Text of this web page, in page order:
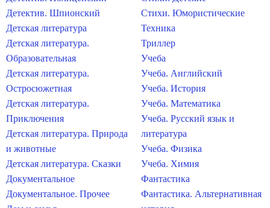
Детектив. Шпионский
Детская литература
Детская литература.
Образовательная
Детская литература.
Остросюжетная
Детская литература.
Приключения
Детская литература. Природа
и животные
Детская литература. Сказки
Документальное
Документальное. Прочее
Стихи. Юмористические
Техника
Триллер
Учеба
Учеба. Английский
Учеба. История
Учеба. Математика
Учеба. Русский язык и
литература
Учеба. Физика
Учеба. Химия
Фантастика
Фантастика. Альтернативная